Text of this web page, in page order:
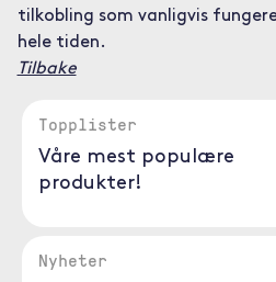
tilkobling som vanligvis
hele tiden.
Tilbake
Topplister
Våre mest populære
produkter!
Nyheter